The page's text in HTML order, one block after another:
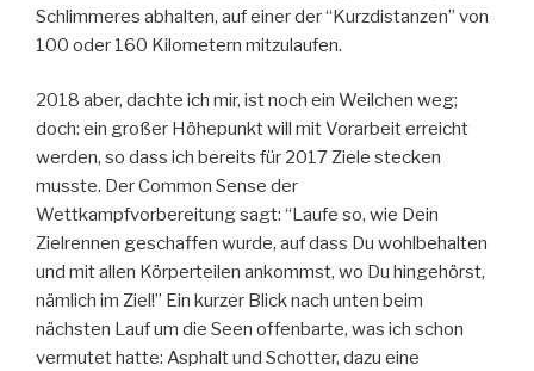
Schlimmeres abhalten, auf einer der “Kurzdistanzen” von
100 oder 160 Kilometern mitzulaufen.
2018 aber, dachte ich mir, ist noch ein Weilchen weg;
doch: ein großer Höhepunkt will mit Vorarbeit erreicht
werden, so dass ich bereits für 2017 Ziele stecken
musste. Der Common Sense der
Wettkampfvorbereitung sagt: “Laufe so, wie Dein
Zielrennen geschaffen wurde, auf dass Du wohlbehalten
und mit allen Körperteilen ankommst, wo Du hingehörst,
nämlich im Ziel!” Ein kurzer Blick nach unten beim
nächsten Lauf um die Seen offenbarte, was ich schon
vermutet hatte: Asphalt und Schotter, dazu eine